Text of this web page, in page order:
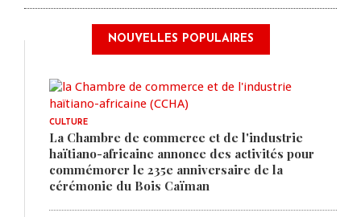
NOUVELLES POPULAIRES
CULTURE
La Chambre de commerce et de l'industrie
haïtiano-africaine annonce des activités pour
commémorer le 235e anniversaire de la
cérémonie du Bois Caïman